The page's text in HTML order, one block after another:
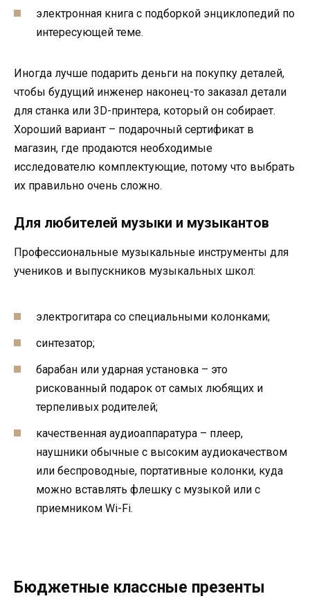
электронная книга с подборкой энциклопедий по
интересующей теме.
Иногда лучше подарить деньги на покупку деталей,
чтобы будущий инженер наконец-то заказал детали
для станка или 3D-принтера, который он собирает.
Хороший вариант – подарочный сертификат в
магазин, где продаются необходимые
исследователю комплектующие, потому что выбрать
их правильно очень сложно.
Для любителей музыки и музыкантов
Профессиональные музыкальные инструменты для
учеников и выпускников музыкальных школ:
электрогитара со специальными колонками;
синтезатор;
барабан или ударная установка – это
рискованный подарок от самых любящих и
терпеливых родителей;
качественная аудиоаппаратура – плеер,
наушники обычные с высоким аудиокачеством
или беспроводные, портативные колонки, куда
можно вставлять флешку с музыкой или с
приемником Wi-Fi.
Бюджетные классные презенты